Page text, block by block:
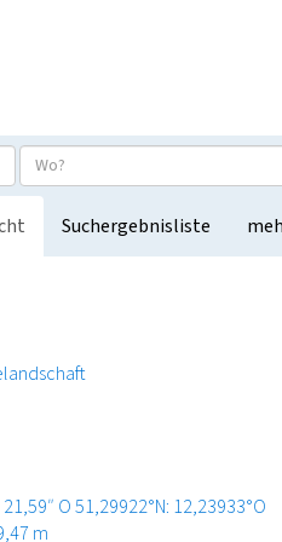
Suchergebnisliste
21,59″ O51,29922°N: 12,23933°O
m